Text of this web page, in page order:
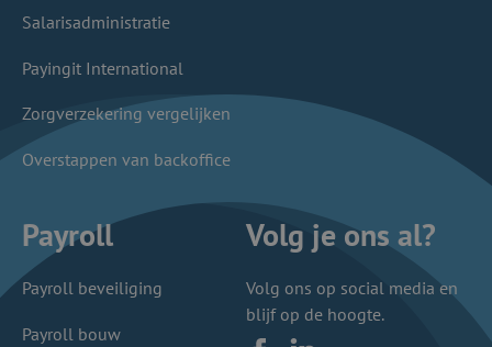
Salarisadministratie
Payingit International
Zorgverzekering vergelijken
Overstappen van backoffice
Payroll
Payroll beveiliging
Payroll bouw
Volg je ons al?
Volg ons op social media en
blijf op de hoogte.